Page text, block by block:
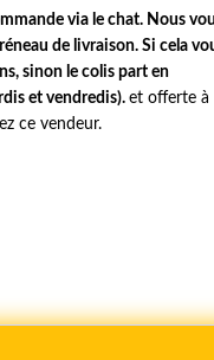
via le chat. Nous
de livraison. Si cela
sinon le colis part en
et vendredis). et offerte à
ce vendeur.